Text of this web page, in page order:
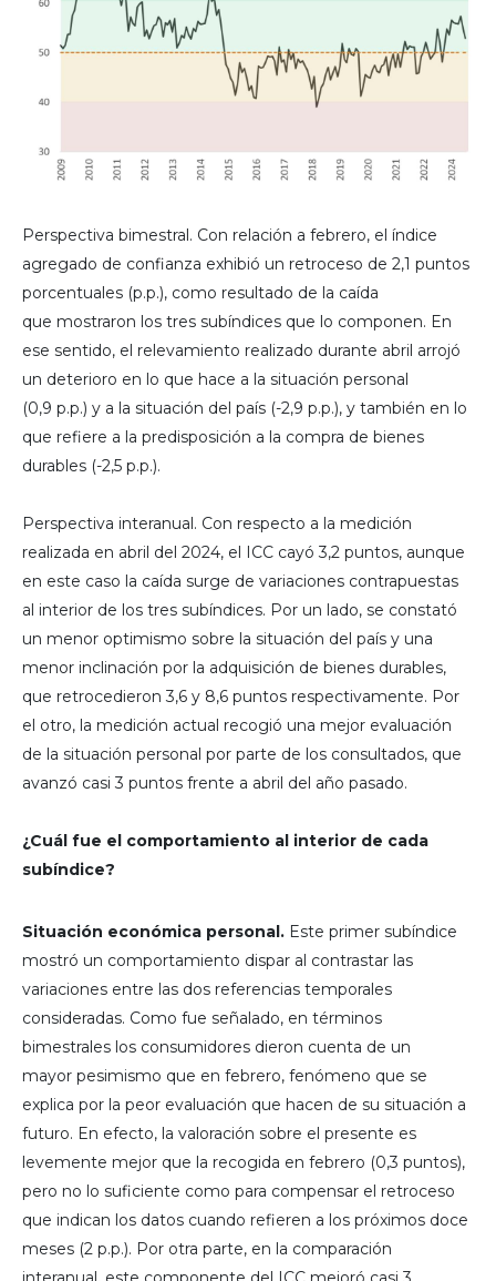
Perspectiva bimestral. Con relación a febrero, el índice
agregado de confianza exhibió un retroceso de 2,1 puntos
porcentuales (p.p.), como resultado de la caída
que mostraron los tres subíndices que lo componen. En
ese sentido, el relevamiento realizado durante abril arrojó
un deterioro en lo que hace a la situación personal
(0,9 p.p.) y a la situación del país (-2,9 p.p.), y también en lo
que refiere a la predisposición a la compra de bienes
durables (-2,5 p.p.).
Perspectiva interanual. Con respecto a la medición
realizada en abril del 2024, el ICC cayó 3,2 puntos, aunque
en este caso la caída surge de variaciones contrapuestas
al interior de los tres subíndices. Por un lado, se constató
un menor optimismo sobre la situación del país y una
menor inclinación por la adquisición de bienes durables,
que retrocedieron 3,6 y 8,6 puntos respectivamente. Por
el otro, la medición actual recogió una mejor evaluación
de la situación personal por parte de los consultados, que
avanzó casi 3 puntos frente a abril del año pasado.
¿Cuál fue el comportamiento al interior de cada
subíndice?
Situación económica personal. Este primer subíndice
mostró un comportamiento dispar al contrastar las
variaciones entre las dos referencias temporales
consideradas. Como fue señalado, en términos
bimestrales los consumidores dieron cuenta de un
mayor pesimismo que en febrero, fenómeno que se
explica por la peor evaluación que hacen de su situación a
futuro. En efecto, la valoración sobre el presente es
levemente mejor que la recogida en febrero (0,3 puntos),
pero no lo suficiente como para compensar el retroceso
que indican los datos cuando refieren a los próximos doce
meses (2 p.p.). Por otra parte, en la comparación